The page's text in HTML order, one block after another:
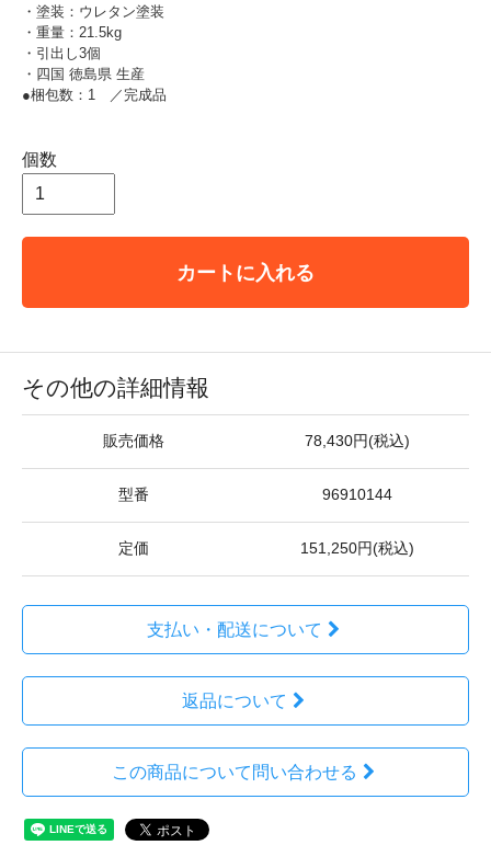
・塗装：ウレタン塗装
・重量：21.5kg
・引出し3個
・四国 徳島県 生産
●梱包数：1 ／完成品
個数
カートに入れる
その他の詳細情報
販売価格 78,430円(税込)
型番 96910144
定価 151,250円(税込)
支払い・配送について
返品について
この商品について問い合わせる